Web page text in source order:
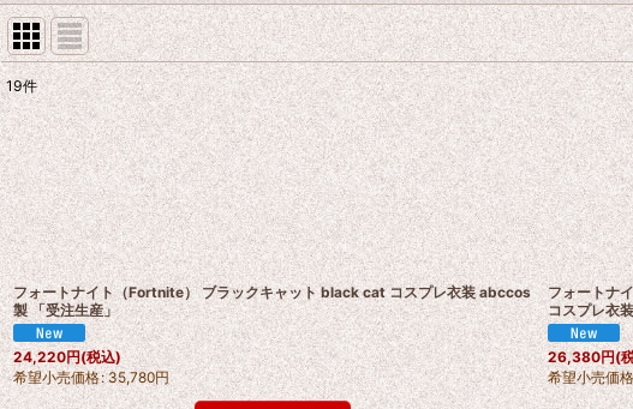
表示数:
並び順:
19件
フォートナイト（Fortnite） ブラックキャット black cat コスプレ衣装 abccos
製 「受注生産」
24,220円(税込)
希望小売価格: 35,780円
フォートナ
コスプレ衣
26,380円(
希望小売価格